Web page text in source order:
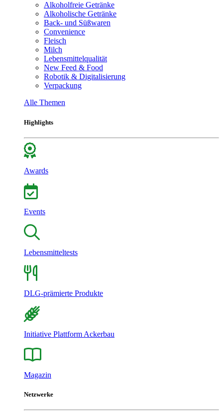
Alkoholfreie Getränke
Alkoholische Getränke
Back- und Süßwaren
Convenience
Fleisch
Milch
Lebensmittelqualität
New Feed & Food
Robotik & Digitalisierung
Verpackung
Alle Themen
Highlights
Awards
Events
Lebensmitteltests
DLG-prämierte Produkte
Initiative Plattform Ackerbau
Magazin
Netzwerke